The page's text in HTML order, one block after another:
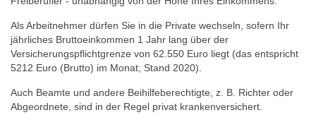
Als Arbeitnehmer dürfen Sie in die Private wechseln, sofern Ihr
jährliches Bruttoeinkommen 1 Jahr lang über der
Versicherungspflichtgrenze von 62.550 Euro liegt (das entspricht
5212 Euro (Brutto) im Monat; Stand 2020).
Auch Beamte und andere Beihilfeberechtigte, z. B. Richter oder
Abgeordnete, sind in der Regel privat krankenversichert.